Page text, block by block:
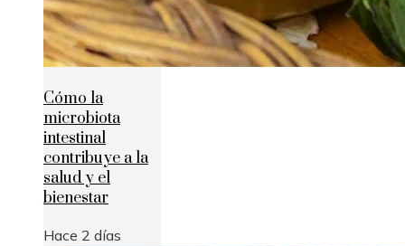
Cómo la
microbiota
intestinal
contribuye a la
salud y el
bienestar
Hace 2 días